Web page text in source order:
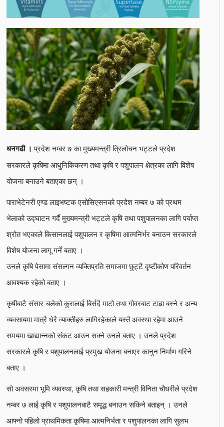
धनगढी । प्रदेश नम्बर ७ का मुख्यमन्त्री त्रिलोचन भट्टले प्रदेश
सरकारले कृषिमा आधुनिकिकरण तथा कृषि र पशुपालन क्षेत्रका लागि विशेष
योजना बनाउने बताएका छन् ।
पाराभेटेनरी एण्ड लाइभष्टक एसोसिएसनको प्रदेश नम्बर ७ को प्रथम
भेलाको उद्घाटन गर्दै मुख्यमन्त्री भट्टले कृषि तथा पशुपालनका लागि पर्याप्त
श्रोत भएकाले किसानलाई पशुपालन र कृषिमा आत्मनिर्भर बनाउन सरकारले
विशेष योजना लागू गर्ने बताए ।
उनले कृषि पेसामा संसल्गन व्यक्तिप्रति समाजमा छुट्टै दृष्टीकोण परिवर्तन
आवश्यक रहेको बताए ।
कृषीबाटै संसार चलेको कुरालाई बिर्सदै माटो तथा गोवरबाट टाढा बस्ने र अन्य
व्यवसायमा मात्रै धेरै व्याक्तीहरु लागिरहेकाले यस्तै अवस्था रहेमा आउने
समयमा खाद्यान्नको संकट आउन सक्ने उनले बताए । उनले प्रदेश
सरकारले कृषि र पशुपालनलाई प्रमुख योजना बनाएर कानुन निर्माण गरिने
बताए ।
सो अवसरमा भूमि व्यवस्था, कृषि तथा सहकारी मन्त्री विनिता चौधरीले प्रदेश
नम्बर ७ लाई कृषि र पशुपालनबाटै समृद्ध बनाउन सकिने बताइन् । उनले
आफ्नो पहिलो प्राथमिकता कृषिमा आत्मनिर्भता र पशुपालनका लागि सुलभ